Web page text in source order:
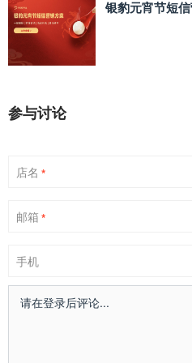
银豹元宵节短
参与讨论
店名 *
邮箱 *
手机